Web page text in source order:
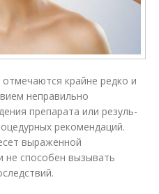
крайне редко и
непра­виль­но
препарата или ре­зуль­
рекомендаций.
выраженной
не способен вызывать